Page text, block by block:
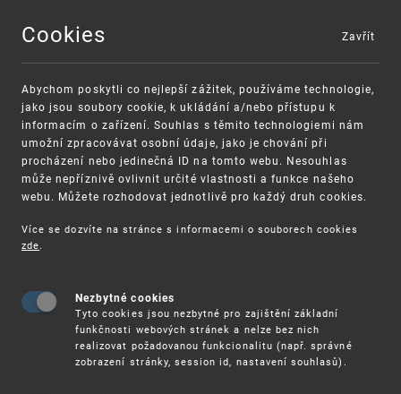
MENU
VAROVÁNÍ
Finanční podpora
Cookies
Abychom poskytli co nejlepší zážitek, používáme technologie,
jako jsou soubory cookie, k ukládání a/nebo přístupu k
informacím o zařízení. Souhlas s těmito technologiemi nám
umožní zpracovávat osobní údaje, jako je chování při
procházení nebo jedinečná ID na tomto webu. Nesouhlas
může nepříznivě ovlivnit určité vlastnosti a funkce našeho
webu. Můžete rozhodovat jednotlivě pro každý druh cookies.
Více se dozvíte na stránce s informacemi o souborech cookies
zde.
Nezbytné cookies
Tyto cookies jsou nezbytné pro zajištění základní
funkčnosti webových stránek a nelze bez nich
realizovat požadovanou funkcionalitu (např. správné
zobrazení stránky, session id, nastavení souhlasů).
Zavřít